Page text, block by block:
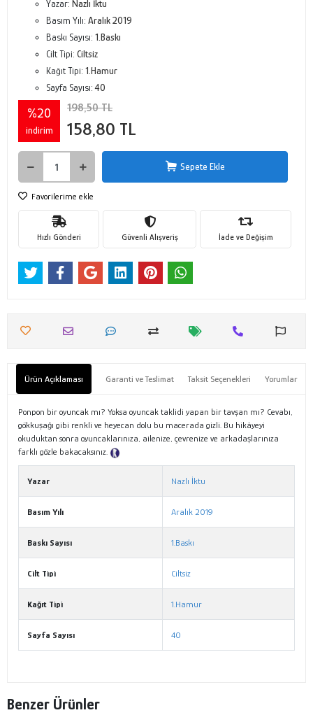
Yazar: Nazlı İktu
Basım Yılı: Aralık 2019
Baskı Sayısı: 1.Baskı
Cilt Tipi: Ciltsiz
Kağıt Tipi: 1.Hamur
Sayfa Sayısı:40
%20
indirim
198,50 TL
158,80 TL
Sepete Ekle
Favorilerime ekle
Hızlı Gönderi Güvenli Alışveriş İade ve Değişim
Ürün Açıklaması Garanti ve Teslimat Taksit Seçenekleri Yorumlar
Ponpon bir oyuncak mı? Yoksa oyuncak taklidi yapan bir tavşan mı? Cevabı,
gökkuşağı gibi renkli ve heyecan dolu bu macerada gizli. Bu hikâyeyi
okuduktan sonra oyuncaklarınıza, ailenize, çevrenize ve arkadaşlarınıza
farklı gözle bakacaksınız.
Yazar Nazlı İktu
Basım Yılı Aralık 2019
Baskı Sayısı 1.Baskı
Cilt Tipi Ciltsiz
Kağıt Tipi 1.Hamur
Sayfa Sayısı 40
Benzer Ürünler